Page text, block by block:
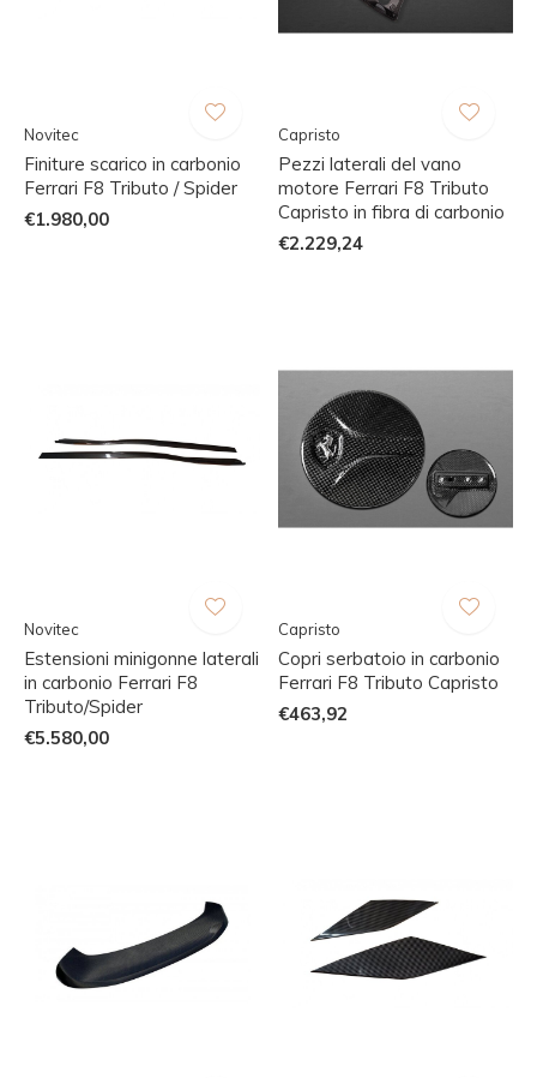
Novitec
Finiture scarico in carbonio
Ferrari F8 Tributo / Spider
€1.980,00
Capristo
Pezzi laterali del vano
motore Ferrari F8 Tributo
Capristo in fibra di carbonio
€2.229,24
Novitec
Estensioni minigonne laterali
in carbonio Ferrari F8
Tributo/Spider
€5.580,00
Capristo
Copri serbatoio in carbonio
Ferrari F8 Tributo Capristo
€463,92